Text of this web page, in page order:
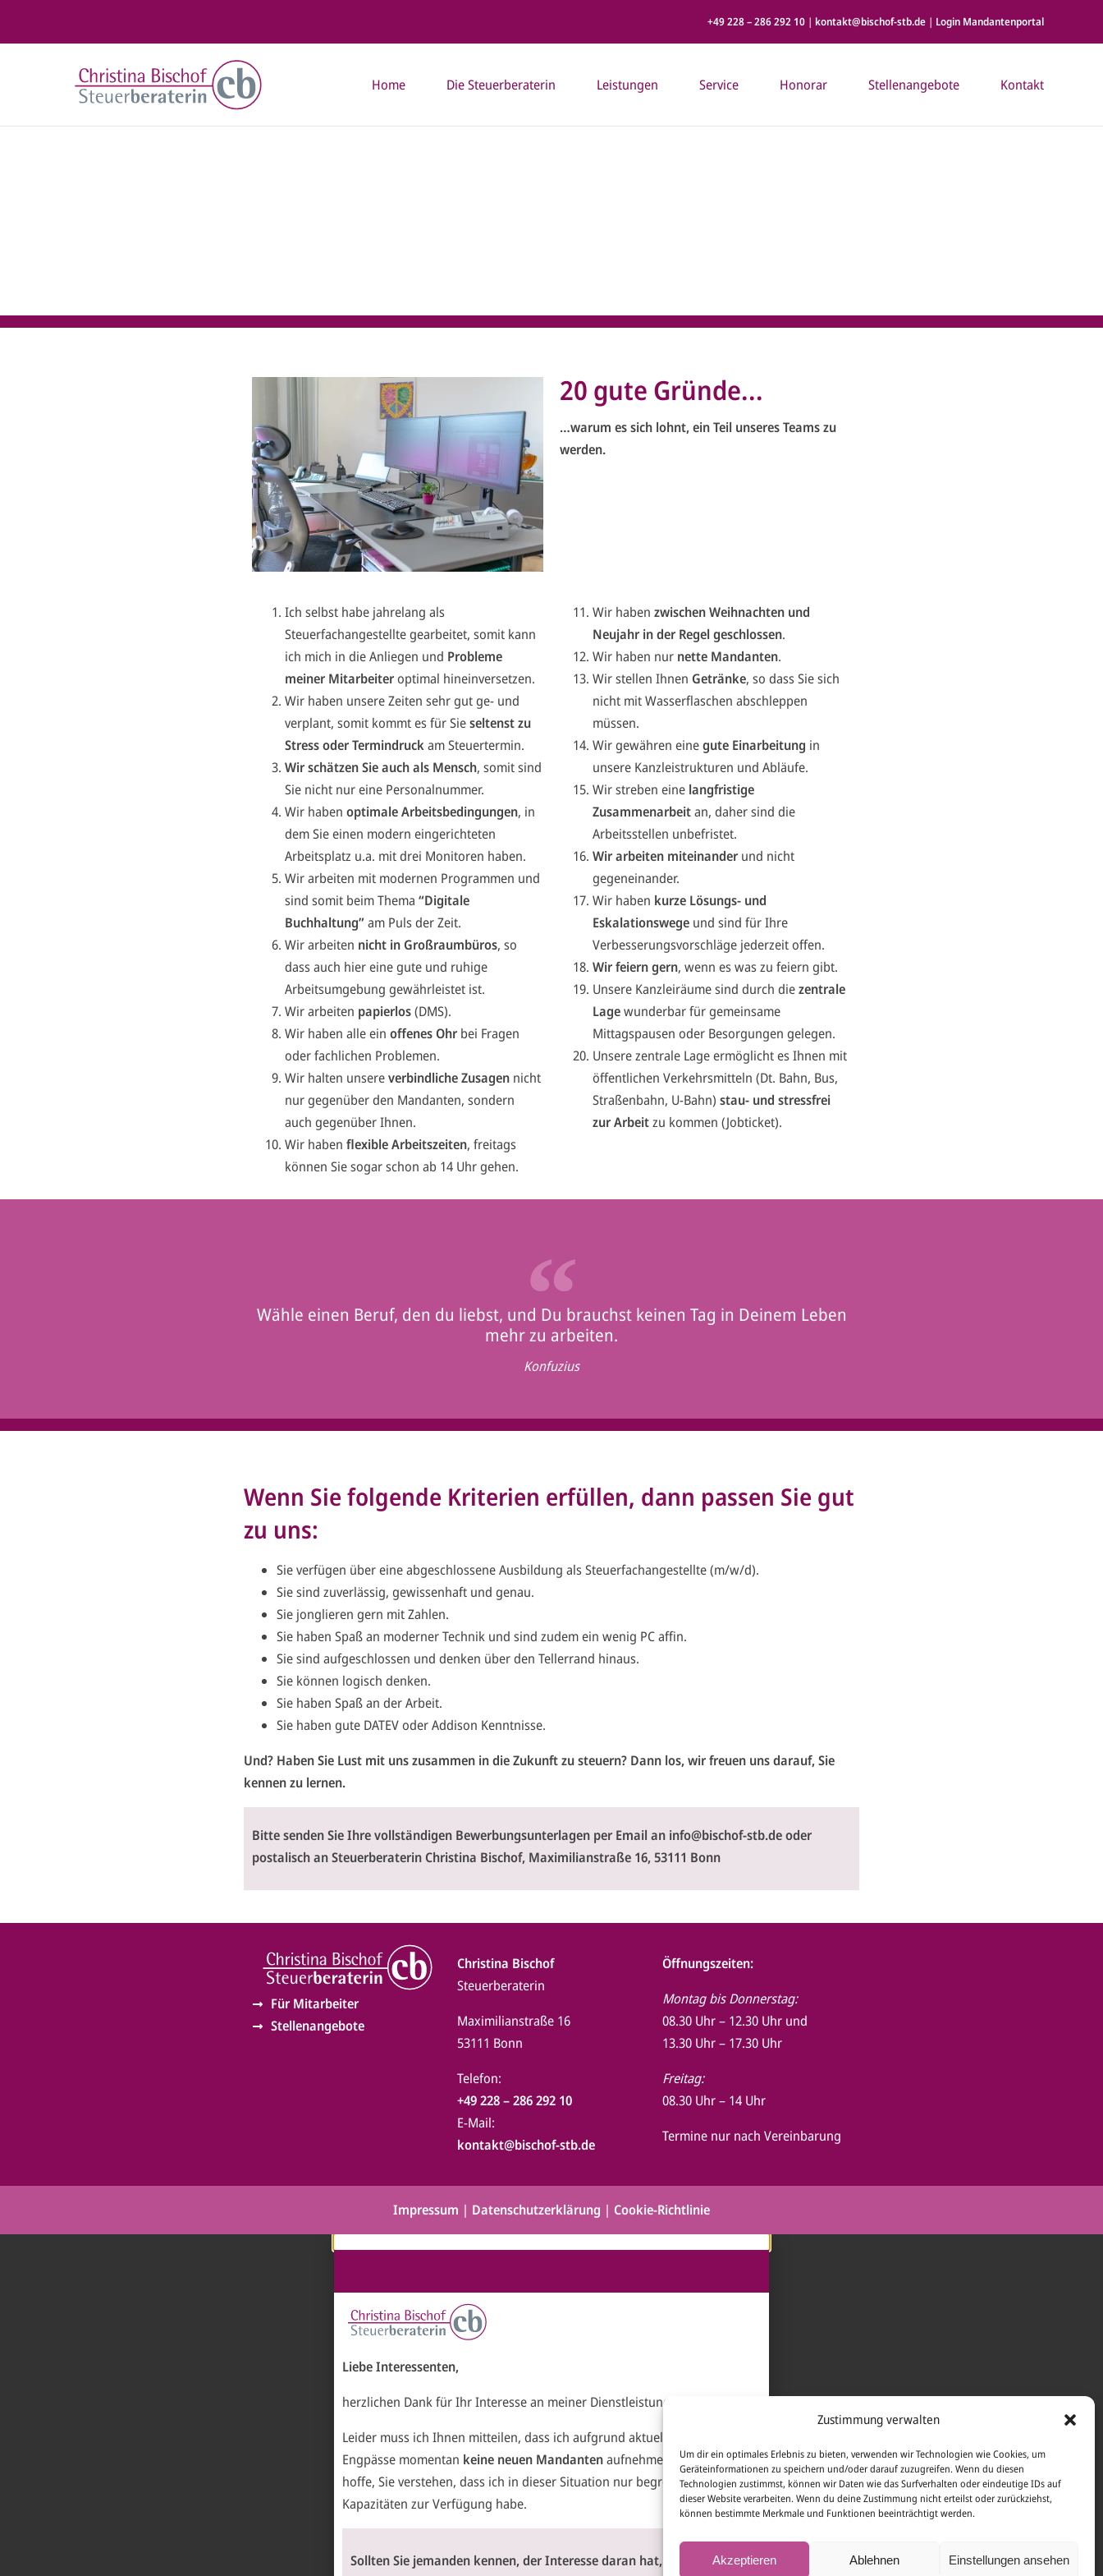
Zustimmung verwalten
Um dir ein optimales Erlebnis zu bieten, verwenden wir Technologien wie Cookies, um
Geräteinformationen zu speichern und/oder darauf zuzugreifen. Wenn du diesen
Technologien zustimmst, können wir Daten wie das Surfverhalten oder eindeutige IDs auf
dieser Website verarbeiten. Wenn du deine Zustimmung nicht erteilst oder zurückziehst,
können bestimmte Merkmale und Funktionen beeinträchtigt werden.
Akzeptieren Ablehnen Einstellungen ansehen
+49 228 – 286 292 10 | kontakt@bischof-stb.de | Login Mandantenportal
Home Die Steuerberaterin Leistungen Service Honorar Stellenangebote Kontakt
20 gute Gründe...
…warum es sich lohnt, ein Teil unseres Teams zu
werden.
Ich selbst habe jahrelang als
Steuerfachangestellte gearbeitet, somit kann
ich mich in die Anliegen und Probleme
meiner Mitarbeiteroptimal hineinversetzen.
Wir haben unsere Zeiten sehr gut ge- und
verplant, somit kommt es für Sieseltenst zu
Stress oder Termindruckam Steuertermin.
Wir schätzen Sie auch als Mensch, somit sind
Sie nicht nur eine Personalnummer.
Wir haben optimale Arbeitsbedingungen, in
dem Sie einen modern eingerichteten
Arbeitsplatz u.a. mit drei Monitoren haben.
Wir arbeiten mit modernen Programmen und
sind somit beim Thema “Digitale
Buchhaltung” am Puls der Zeit.
Wir arbeiten nicht in Großraumbüros, so
dass auch hier eine gute und ruhige
Arbeitsumgebung gewährleistet ist.
Wir arbeiten papierlos(DMS).
Wir haben alle ein offenes Ohr bei Fragen
oder fachlichen Problemen.
Wir halten unsereverbindliche Zusagen nicht
nur gegenüber den Mandanten, sondern
auch gegenüber Ihnen.
Wir haben flexible Arbeitszeiten, freitags
können Sie sogar schon ab 14 Uhr gehen.
Wir haben zwischen Weihnachten und
Neujahr in der Regel geschlossen.
Wir haben nur nette Mandanten.
Wir stellen Ihnen Getränke, so dass Sie sich
nicht mit Wasserflaschen abschleppen
müssen.
Wir gewähren einegute Einarbeitung in
unsere Kanzleistrukturen und Abläufe.
Wir streben eine langfristige
Zusammenarbeitan, daher sind die
Arbeitsstellen unbefristet.
Wir arbeiten miteinander und nicht
gegeneinander.
Wir haben kurze Lösungs- und
Eskalationswege und sind für Ihre
Verbesserungsvorschläge jederzeit offen.
Wir feiern gern, wenn es was zu feiern gibt.
Unsere Kanzleiräume sind durch diezentrale
Lagewunderbar für gemeinsame
Mittagspausen oder Besorgungen gelegen.
Unsere zentrale Lage ermöglicht es Ihnen mit
öffentlichen Verkehrsmitteln (Dt. Bahn, Bus,
Straßenbahn, U-Bahn) stau- und stressfrei
zur Arbeitzu kommen (Jobticket).
Wähle einen Beruf, den du liebst, und Du brauchst keinen Tag in Deinem Leben
mehr zu arbeiten.
Konfuzius
Wenn Sie folgende Kriterien erfüllen, dann passen Sie gut
zu uns:
Sie verfügen über eine abgeschlossene Ausbildung als Steuerfachangestellte (m/w/d).
Sie sind zuverlässig, gewissenhaft und genau.
Sie jonglieren gern mit Zahlen.
Sie haben Spaß an moderner Technik und sind zudem ein wenig PC affin.
Sie sind aufgeschlossen und denken über den Tellerrand hinaus.
Sie können logisch denken.
Sie haben Spaß an der Arbeit.
Sie haben gute DATEV oder Addison Kenntnisse.
Und? Haben Sie Lust mit uns zusammen in die Zukunft zu steuern? Dann los, wir freuen uns darauf, Sie
kennen zu lernen.
Bitte senden Sie Ihre vollständigen Bewerbungsunterlagen per Email an info@bischof-stb.deoder
postalisch an Steuerberaterin Christina Bischof, Maximilianstraße 16, 53111 Bonn
Für Mitarbeiter
Stellenangebote
Christina Bischof
Steuerberaterin
Maximilianstraße 16
53111 Bonn
Telefon:
+49 228 – 286 292 10
E-Mail:
kontakt@bischof-stb.de
Öffnungszeiten:
Montag bis Donnerstag:
08.30 Uhr – 12.30 Uhr und
13.30 Uhr – 17.30 Uhr
Freitag:
08.30 Uhr – 14 Uhr
Termine nur nach Vereinbarung
Impressum | Datenschutzerklärung | Cookie-Richtlinie
Liebe Interessenten,
herzlichen Dank für Ihr Interesse an meiner Dienstleistung.
Leider muss ich Ihnen mitteilen, dass ich aufgrund aktueller personeller
Engpässe momentan keine neuen Mandantenaufnehmen kann. Ich
hoffe, Sie verstehen, dass ich in dieser Situation nur begrenzte
Kapazitäten zur Verfügung habe.
Sollten Sie jemanden kennen, der Interesse daran hat, mich